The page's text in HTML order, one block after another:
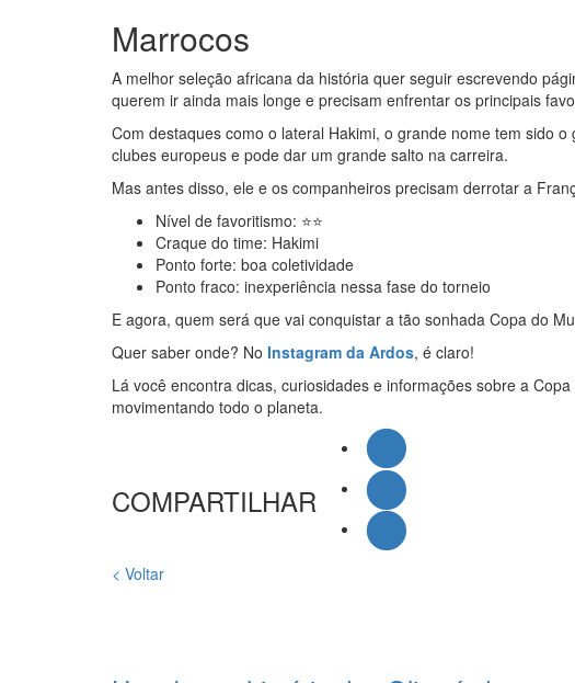
Marrocos
A melhor seleção africana da história quer seguir escrevendo
querem ir ainda mais longe e precisam enfrentar os principais
Com destaques como o lateral Hakimi, o grande nome tem sido
clubes europeus e pode dar um grande salto na carreira.
Mas antes disso, ele e os companheiros precisam derrotar a
Nível de favoritismo: ⭐⭐​​
Craque do time: Hakimi
Ponto forte: boa coletividade
Ponto fraco: inexperiência nessa fase do torneio
E agora, quem será que vai conquistar a tão sonhada Copa do
Quer saber onde? No Instagram da Ardos, é claro!
Lá você encontra dicas, curiosidades e informações sobre a
movimentando todo o planeta.
COMPARTILHAR
< Voltar